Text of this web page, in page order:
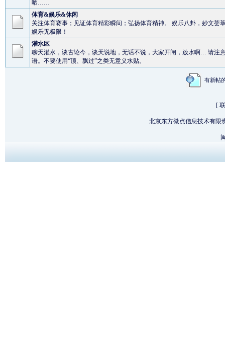
晒……
体育&娱乐&休闲
关注体育赛事；见证体育精彩瞬间；弘扬体育精神。 娱乐八卦，妙文荟
娱乐无极限！
灌水区
聊天灌水，谈古论今，谈天说地，无话不说，大家开闸，放水啊… 请注
语。不要使用“顶、飘过”之类无意义水贴。
有新
[
北京东方微点信息技术有限